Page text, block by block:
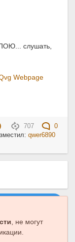
слушать,
Webpage
707
0
qwer6890
, не могут